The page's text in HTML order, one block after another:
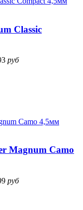
Classic
руб
Magnum Camo
руб